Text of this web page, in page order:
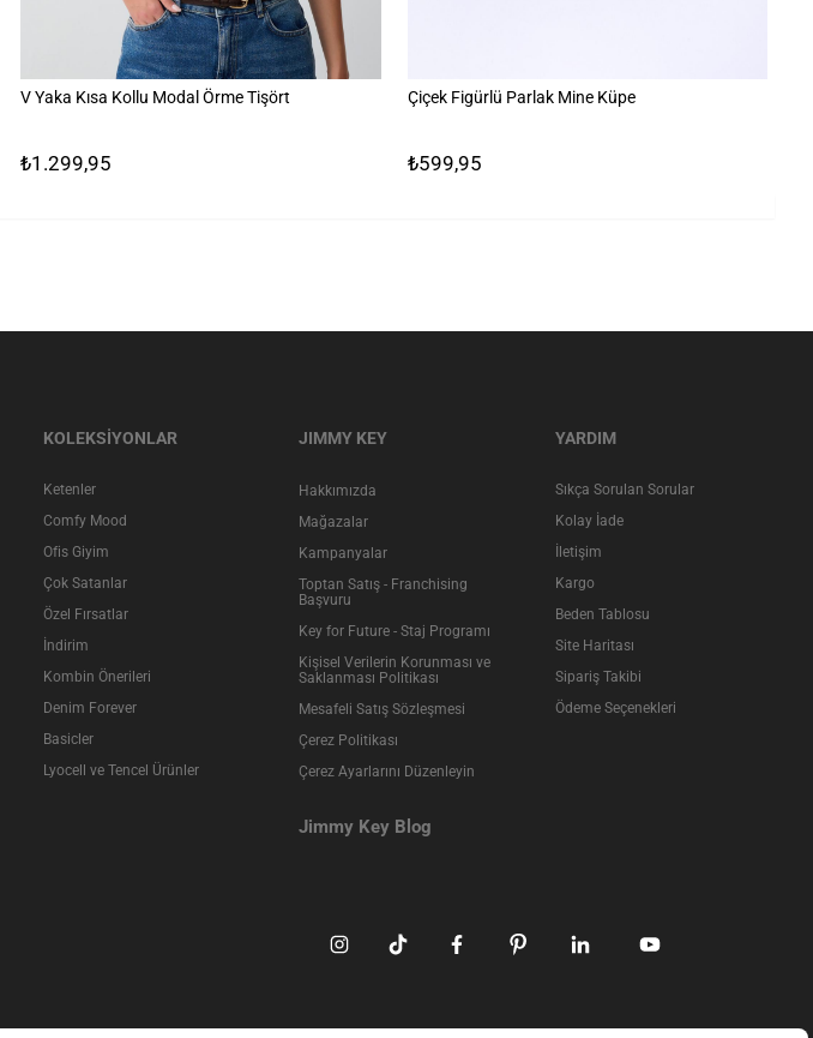
V Yaka Kısa Kollu Modal Örme Tişört
₺1.299,95
Çiçek Figürlü Parlak Mine Küpe
₺599,95
KOLEKSİYONLAR
Ketenler
Comfy Mood
Ofis Giyim
Çok Satanlar
Özel Fırsatlar
İndirim
Kombin Önerileri
Denim Forever
Basicler
Lyocell ve Tencel Ürünler
JIMMY KEY
Hakkımızda
Mağazalar
Kampanyalar
Toptan Satış - Franchising
Başvuru
Key for Future - Staj Programı
Kişisel Verilerin Korunması ve
Saklanması Politikası
Mesafeli Satış Sözleşmesi
Çerez Politikası
Çerez Ayarlarını Düzenleyin
Jimmy Key Blog
YARDIM
Sıkça Sorulan Sorular
Kolay İade
İletişim
Kargo
Beden Tablosu
Site Haritası
Sipariş Takibi
Ödeme Seçenekleri